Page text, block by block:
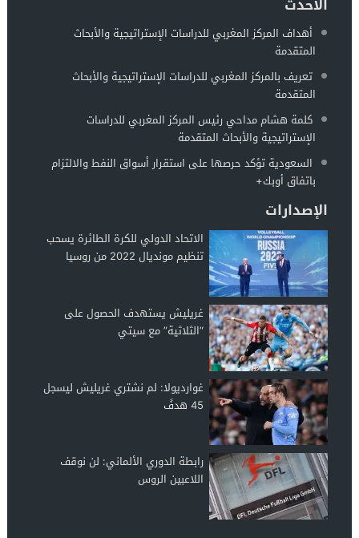
أهداف المركز المغربي للدراسات الإستراتيجية والأبحاث
المتقدمة
تعريف بالمركز المغربي للدراسات الإستراتيجية والأبحاث
المتقدمة
كلمة هشام مداحي رئيس المركز المغربي للدراسات
الإستراتيجية والأبحاث المتقدمة
السعودية تؤكد حرصها على استقرار أسواق النفط والالتزام
باتفاق أوبك+
الإصدارات
الاتحاد الدولي للكرة الطائرة يسحب
تنظيم مونديال 2022 من روسيا
غريليش يستهدف الحصول على
“الثلاثية” مع سيتي
غوارديولا: لم نشتري غريليش ليسجل
45 هدفً
رابطة الدوري الألماني: لن نوقف
اللاعبين الروس